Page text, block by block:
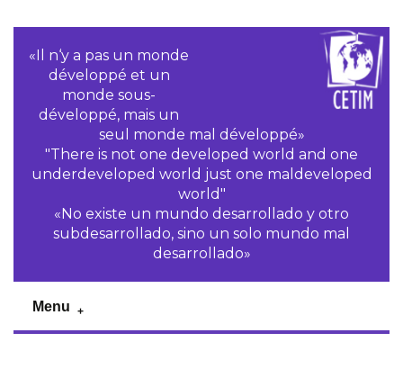
«Il n‘y a pas un monde
développé et un
monde sous-
développé, mais un
seul monde mal développé»
"There is not one developed world and one
underdeveloped world just one maldeveloped
world"
«No existe un mundo desarrollado y otro
subdesarrollado, sino un solo mundo mal
desarrollado»
Menu